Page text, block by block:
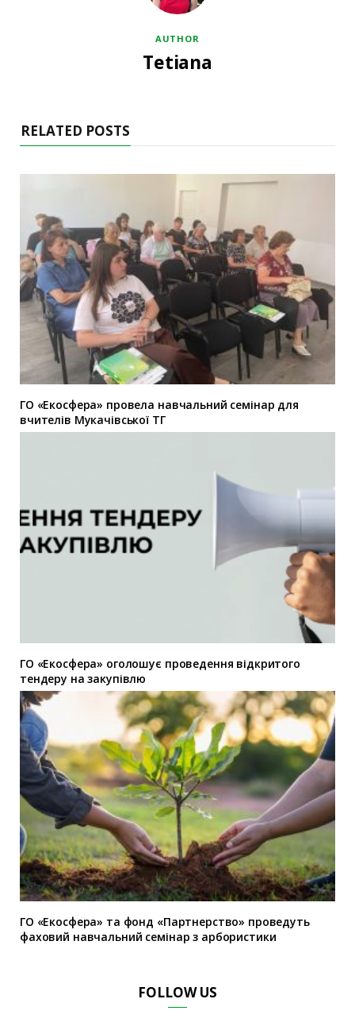
AUTHOR
Tetiana
RELATED POSTS
ГО «Екосфера» провела навчальний семінар для
вчителів Мукачівської ТГ
ГО «Екосфера» оголошує проведення відкритого
тендеру на закупівлю
ГО «Екосфера» та фонд «Партнерство» проведуть
фаховий навчальний семінар з арбористики
FOLLOW US